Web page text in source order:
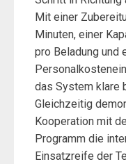
Mit einer
Minuten, einer
pro Beladung und
das System klare
Gleichzeitig
Kooperation mit
Programm die
Einsatzreife der